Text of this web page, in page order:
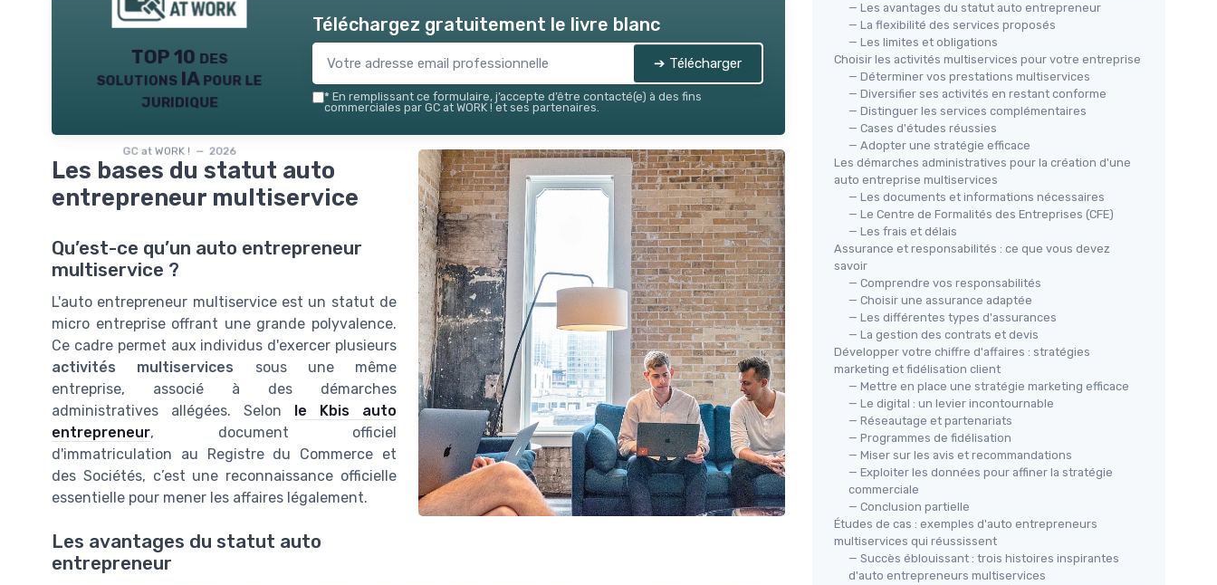
TOP 10 des
solutions IA pour le
juridique
GC at WORK ! — 2026
Téléchargez gratuitement le livre blanc
➔ Télécharger
* En remplissant ce formulaire, j’accepte d’être contacté(e) à des fins
commerciales par GC at WORK ! et ses partenaires.
Les bases du statut auto
entrepreneur multiservice
Qu’est-ce qu’un auto entrepreneur
multiservice ?
L'auto entrepreneur multiservice est un statut de
micro entreprise offrant une grande polyvalence.
Ce cadre permet aux individus d'exercer plusieurs
activités multiservices sous une même
entreprise, associé à des démarches
administratives allégées. Selon le Kbis auto
entrepreneur, document officiel
d'immatriculation au Registre du Commerce et
des Sociétés, c’est une reconnaissance officielle
essentielle pour mener les affaires légalement.
Les avantages du statut auto
entrepreneur
— Les avantages du statut auto entrepreneur
— La flexibilité des services proposés
— Les limites et obligations
Choisir les activités multiservices pour votre entreprise
— Déterminer vos prestations multiservices
— Diversifier ses activités en restant conforme
— Distinguer les services complémentaires
— Cases d'études réussies
— Adopter une stratégie efficace
Les démarches administratives pour la création d'une
auto entreprise multiservices
— Les documents et informations nécessaires
— Le Centre de Formalités des Entreprises (CFE)
— Les frais et délais
Assurance et responsabilités : ce que vous devez
savoir
— Comprendre vos responsabilités
— Choisir une assurance adaptée
— Les différentes types d'assurances
— La gestion des contrats et devis
Développer votre chiffre d'affaires : stratégies
marketing et fidélisation client
— Mettre en place une stratégie marketing efficace
— Le digital : un levier incontournable
— Réseautage et partenariats
— Programmes de fidélisation
— Miser sur les avis et recommandations
— Exploiter les données pour affiner la stratégie
commerciale
— Conclusion partielle
Études de cas : exemples d'auto entrepreneurs
multiservices qui réussissent
— Succès éblouissant : trois histoires inspirantes
d'auto entrepreneurs multiservices